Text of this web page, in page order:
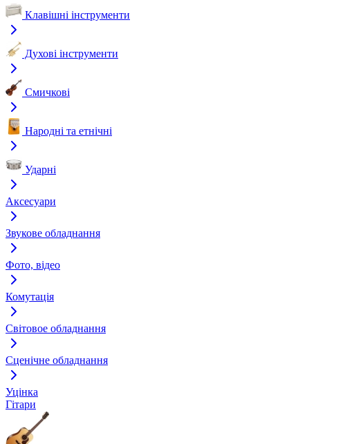
Клавішні інструменти
Духові інструменти
Смичкові
Народні та етнічні
Ударні
Аксесуари
Звукове обладнання
Фото, відео
Комутація
Світовое обладнання
Сценічне обладнання
Уцінка
Гітари